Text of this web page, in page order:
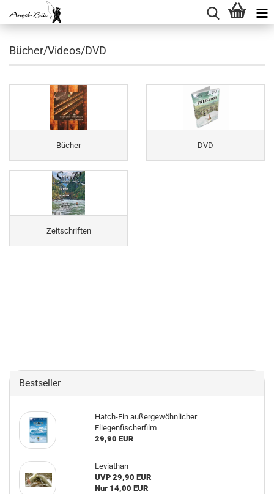
Bücher/Videos/DVD
Bücher DVD
Zeitschriften
Bestseller
Hatch-Ein außergewöhnlicher
Fliegenfischerfilm
29,90 EUR
Leviathan
UVP 29,90 EUR
Nur 14,00 EUR